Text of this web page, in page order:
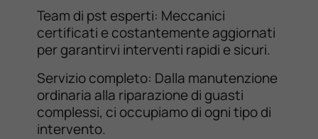
Team di pst esperti: Meccanici
certificati e costantemente aggiornati
per garantirvi interventi rapidi e sicuri.
Servizio completo: Dalla manutenzione
ordinaria alla riparazione di guasti
complessi, ci occupiamo di ogni tipo di
intervento.